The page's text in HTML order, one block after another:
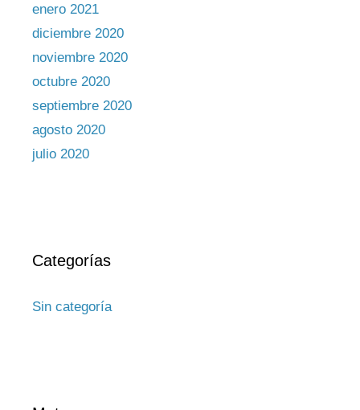
enero 2021
diciembre 2020
noviembre 2020
octubre 2020
septiembre 2020
agosto 2020
julio 2020
Categorías
Sin categoría